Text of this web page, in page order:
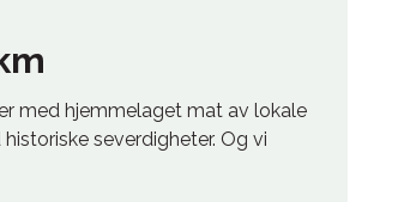
med hjemmelaget mat av lokale
severdigheter. Og vi